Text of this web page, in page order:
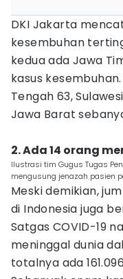
DKI Jakarta
kesembuhan
kedua ada Jawa
kasus
Tengah 63,
Jawa Barat
2. Ada 14 orang
Ilustrasi tim Gugus Tugas
mengusung jenazah pasien
Meski demikian,
di Indonesia juga
Satgas COVID-19
meninggal dunia
totalnya ada